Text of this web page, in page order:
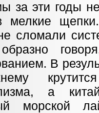
за эти годы
мелкие
сломали
В
а
морской